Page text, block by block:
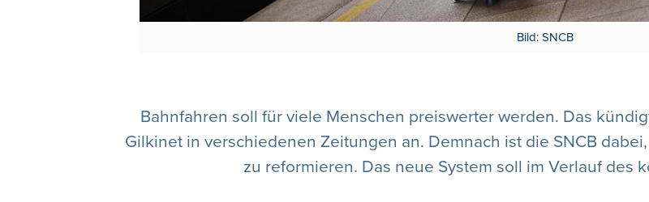
Bild: SNCB
Bahnfahren soll für viele Menschen preiswerter werden. Das
Gilkinet in verschiedenen Zeitungen an. Demnach ist die SNCB
zu reformieren. Das neue System soll im Verlauf des